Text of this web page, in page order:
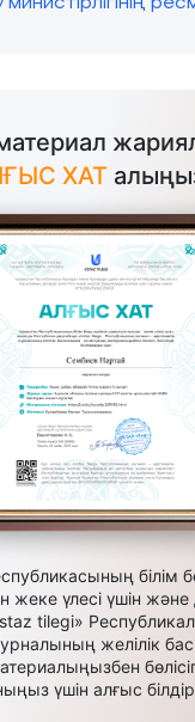
ХАТ
білім
жеке үлесі үшін
tilegi»
желілік
үшін алғыс